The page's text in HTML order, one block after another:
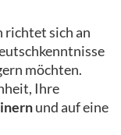
richtet sich an
möchten.
Ihre
und auf eine